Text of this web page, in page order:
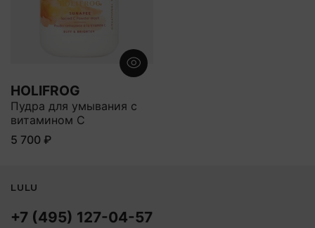
HOLIFROG
Пудра для умывания с
витамином C
5 700 ₽
+7 (495) 127-04-57
LULU